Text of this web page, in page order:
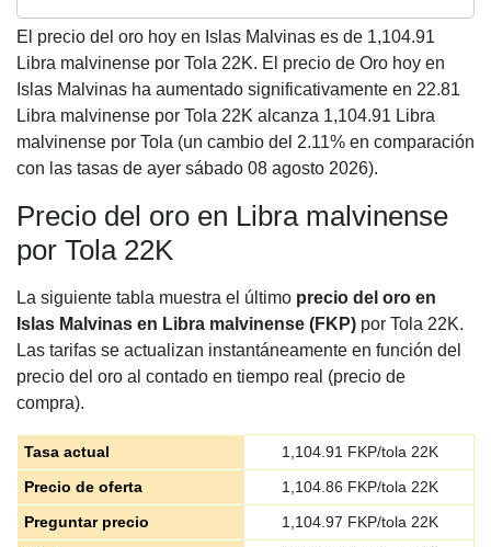
El precio del oro hoy en Islas Malvinas es de 1,104.91
Libra malvinense por Tola 22K. El precio de Oro hoy en
Islas Malvinas ha aumentado significativamente en 22.81
Libra malvinense por Tola 22K alcanza 1,104.91 Libra
malvinense por Tola (un cambio del 2.11% en comparación
con las tasas de ayer sábado 08 agosto 2026).
Precio del oro en Libra malvinense
por Tola 22K
La siguiente tabla muestra el último precio del oro en
Islas Malvinas en Libra malvinense (FKP) por Tola 22K.
Las tarifas se actualizan instantáneamente en función del
precio del oro al contado en tiempo real (precio de
compra).
Tasa actual 1,104.91 FKP/tola 22K
Precio de oferta
1,104.86 FKP/tola 22K
Preguntar precio
1,104.97 FKP/tola 22K